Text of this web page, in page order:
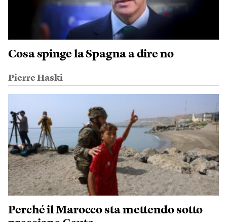
Cosa spinge la Spagna a dire no
Pierre Haski
Perché il Marocco sta mettendo sotto